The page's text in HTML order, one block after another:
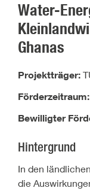
Water-
Ghanas
Projektträger:
Förderzeitraum:
Bewilligter
Hintergrund
In den
die